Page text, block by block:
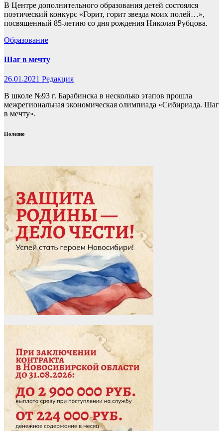
В Центре дополнительного образования детей состоялся
поэтический конкурс «Горит, горит звезда моих полей…»,
посвященный 85-летию со дня рождения Николая Рубцова.
Образование
Шаг в мечту
26.01.2021 Редакция
В школе №93 г. Барабинска в несколько этапов прошла
межрегиональная экономическая олимпиада «Сибириада. Шаг
в мечту».
Полезно